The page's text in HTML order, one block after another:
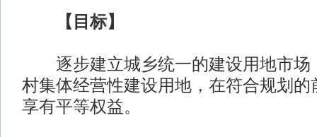
【目标】
逐步建立城乡统一的建设用地市场
村集体经营性建设用地，在符合规划的
享有平等权益。